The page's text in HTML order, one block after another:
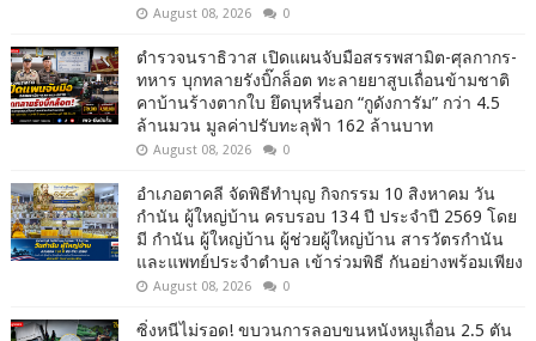
August 08, 2026 0
ตำรวจนราธิวาส เปิดแผนจับมือสรรพสามิต-ศุลกากร-
ทหาร บุกทลายรังบิ๊กล็อต ทะลายยาสูบเถื่อนข้ามชาติ
คาบ้านร้างตากใบ ยึดบุหรี่นอก “กูดังการัม” กว่า 4.5
ล้านมวน มูลค่าปรับทะลุฟ้า 162 ล้านบาท
August 08, 2026 0
อำเภอตาคลี จัดพิธีทำบุญ กิจกรรม 10 สิงหาคม วัน
กำนัน ผู้ใหญ่บ้าน ครบรอบ 134 ปี ประจำปี 2569 โดย
มี กำนัน ผู้ใหญ่บ้าน ผู้ช่วยผู้ใหญ่บ้าน สารวัตรกำนัน
และแพทย์ประจำตำบล เข้าร่วมพิธี กันอย่างพร้อมเพียง
August 08, 2026 0
ซิ่งหนีไม่รอด! ขบวนการลอบขนหนังหมูเถื่อน 2.5 ตัน